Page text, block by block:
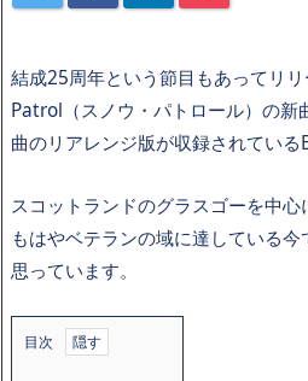
結成25周年という節目もあってリ
Patrol（スノウ・パトロール）の新
曲のリアレンジ版が収録されている
スコットランドのグラスゴーを中心
もはやベテランの域に達している
思っています。
目次